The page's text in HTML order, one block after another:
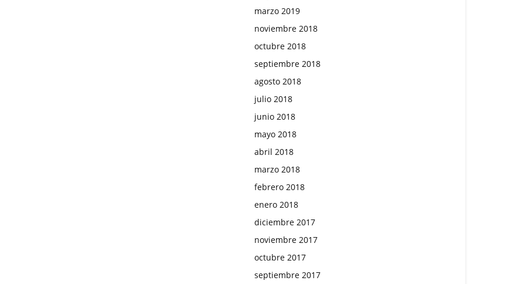
marzo 2019
noviembre 2018
octubre 2018
septiembre 2018
agosto 2018
julio 2018
junio 2018
mayo 2018
abril 2018
marzo 2018
febrero 2018
enero 2018
diciembre 2017
noviembre 2017
octubre 2017
septiembre 2017